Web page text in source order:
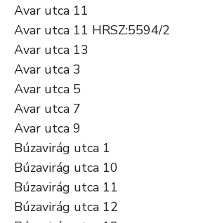
Avar utca 11
Avar utca 11 HRSZ:5594/2
Avar utca 13
Avar utca 3
Avar utca 5
Avar utca 7
Avar utca 9
Búzavirág utca 1
Búzavirág utca 10
Búzavirág utca 11
Búzavirág utca 12